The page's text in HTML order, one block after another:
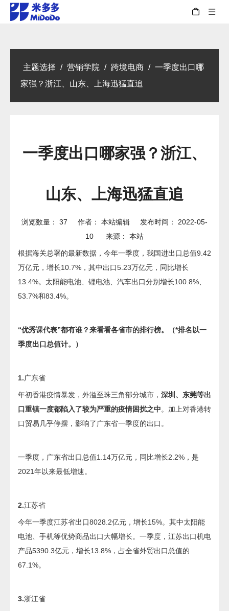
主题选择 / 营销学院 / 跨境电商 / 一季度出口哪
家强？浙江、山东、上海迅猛直追
一季度出口哪家强？浙江、
山东、上海迅猛直追
浏览数量： 37 作者： 本站编辑 发布时间： 2022-05-
10 来源： 本站
根据海关总署的最新数据，今年一季度，我国进出口总值9.42
万亿元，增长10.7%，其中出口5.23万亿元，同比增长
13.4%。太阳能电池、锂电池、汽车出口分别增长100.8%、
53.7%和83.4%。
“优秀课代表”都有谁？来看看各省市的排行榜。（*排名以一
季度出口总值计。）
1.广东省
年初香港疫情暴发，外溢至珠三角部分城市， 深圳、东莞等出
口重镇一度都陷入了较为严重的疫情困扰之中。加上对香港转
口贸易几乎停摆，影响了广东省一季度的出口。
一季度，广东省出口总值1.14万亿元，同比增长2.2%，是
2021年以来最低增速。
2.江苏省
今年一季度江苏省出口8028.2亿元，增长15%。其中太阳能
电池、手机等优势商品出口大幅增长。一季度，江苏出口机电
产品5390.3亿元，增长13.8%，占全省外贸出口总值的
67.1%。
3.浙江省